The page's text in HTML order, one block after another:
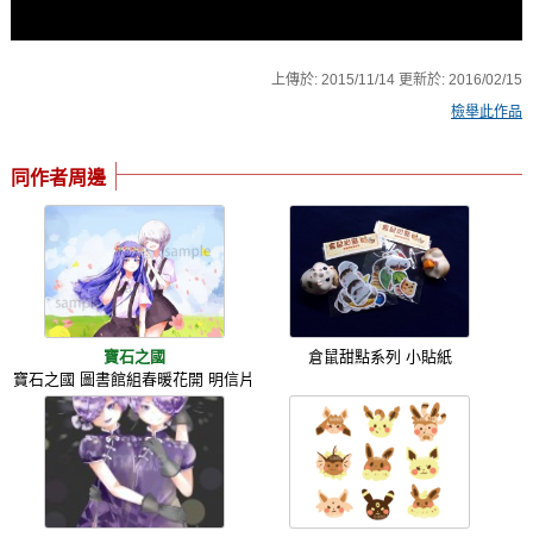
上傳於:2015/11/14 更新於:2016/02/15
檢舉此作品
同作者周邊
寶石之國
寶石之國 圖書館組春暖花開 明信片
倉鼠甜點系列 小貼紙